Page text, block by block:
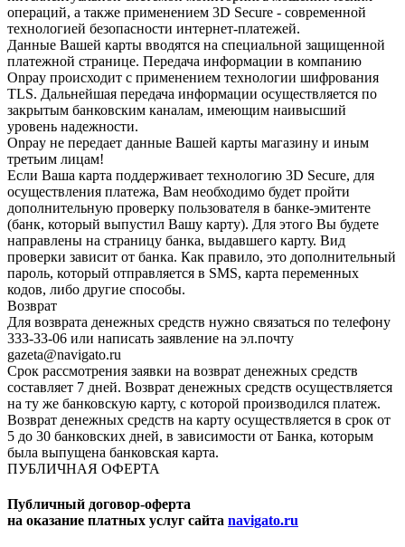
операций, а также применением 3D Secure - современной
технологией безопасности интернет-платежей.
Данные Вашей карты вводятся на специальной защищенной
платежной странице. Передача информации в компанию
Onpay происходит с применением технологии шифрования
TLS. Дальнейшая передача информации осуществляется по
закрытым банковским каналам, имеющим наивысший
уровень надежности.
Onpay не передает данные Вашей карты магазину и иным
третьим лицам!
Если Ваша карта поддерживает технологию 3D Secure, для
осуществления платежа, Вам необходимо будет пройти
дополнительную проверку пользователя в банке-эмитенте
(банк, который выпустил Вашу карту). Для этого Вы будете
направлены на страницу банка, выдавшего карту. Вид
проверки зависит от банка. Как правило, это дополнительный
пароль, который отправляется в SMS, карта переменных
кодов, либо другие способы.
Возврат
Для возврата денежных средств нужно связаться по телефону
333-33-06 или написать заявление на эл.почту
gazeta@navigato.ru
Срок рассмотрения заявки на возврат денежных средств
составляет 7 дней. Возврат денежных средств осуществляется
на ту же банковскую карту, с которой производился платеж.
Возврат денежных средств на карту осуществляется в срок от
5 до 30 банковских дней, в зависимости от Банка, которым
была выпущена банковская карта.
ПУБЛИЧНАЯ ОФЕРТА
Публичный договор-оферта
на оказание платных услуг сайта navigato.ru